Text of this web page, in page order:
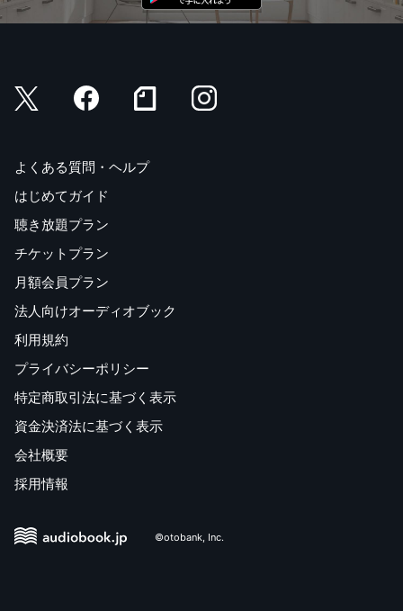
よくある質問・ヘルプ
はじめてガイド
聴き放題プラン
チケットプラン
月額会員プラン
法人向けオーディオブック
利用規約
プライバシーポリシー
特定商取引法に基づく表示
資金決済法に基づく表示
会社概要
採用情報
©otobank, Inc.